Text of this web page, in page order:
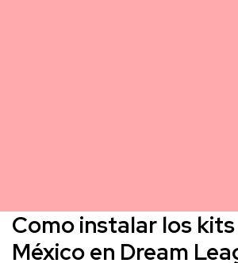
Como instalar los
México en Dream